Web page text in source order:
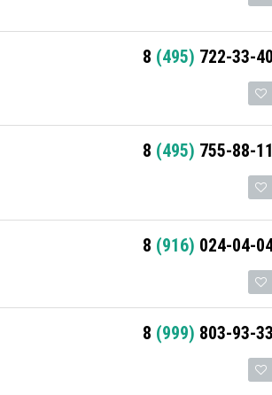
8 (495) 722-33-40
8 (495) 755-88-11
8 (916) 024-04-
8 (999) 803-93-33